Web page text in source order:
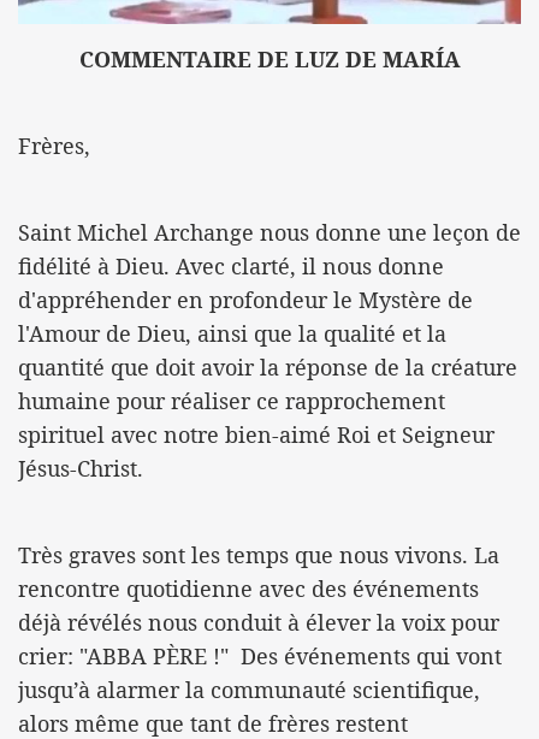
COMMENTAIRE DE LUZ DE MARÍA
Frères,
Saint Michel Archange nous donne une leçon de
fidélité à Dieu. Avec clarté, il nous donne
d'appréhender en profondeur le Mystère de
l'Amour de Dieu, ainsi que la qualité et la
quantité que doit avoir la réponse de la créature
humaine pour réaliser ce rapprochement
spirituel avec notre bien-aimé Roi et Seigneur
Jésus-Christ.
Très graves sont les temps que nous vivons. La
rencontre quotidienne avec des événements
déjà révélés nous conduit à élever la voix pour
crier: "ABBA PÈRE !" Des événements qui vont
jusqu’à alarmer la communauté scientifique,
alors même que tant de frères restent